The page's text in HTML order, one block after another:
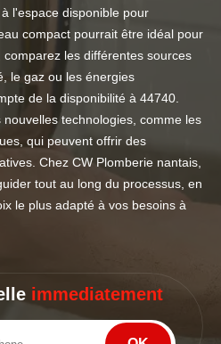
l'espace disponible pour
compact pourrait être idéal pour
les différentes sources
le gaz ou les énergies
de la disponibilité à 44740.
technologies, comme les
qui peuvent offrir des
Chez CW Plomberie nantais,
tout au long du processus, en
le plus adapté à vos besoins à
immediatement